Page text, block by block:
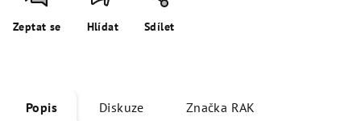
Zeptat se Hlídat Sdílet
Popis Diskuze Značka RAK